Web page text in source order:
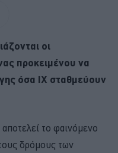
οι
προκειμένου να
όσα ΙΧ σταθμεύουν
αποτελεί το φαινόμενο
δρόμους των